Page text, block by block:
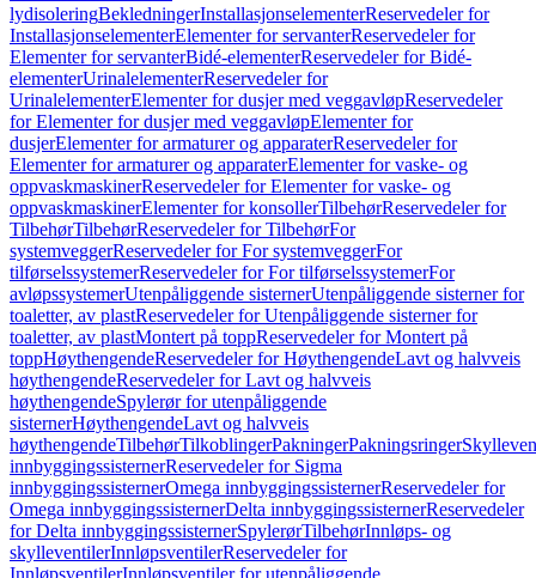
lydisoleringBekledningerInstallasjonselementerReservedeler for
InstallasjonselementerElementer for servanterReservedeler for
Elementer for servanterBidé-elementerReservedeler for Bidé-
elementerUrinalelementerReservedeler for
UrinalelementerElementer for dusjer med veggavløpReservedeler
for Elementer for dusjer med veggavløpElementer for
dusjerElementer for armaturer og apparaterReservedeler for
Elementer for armaturer og apparaterElementer for vaske- og
oppvaskmaskinerReservedeler for Elementer for vaske- og
oppvaskmaskinerElementer for konsollerTilbehørReservedeler for
TilbehørTilbehørReservedeler for TilbehørFor
systemveggerReservedeler for For systemveggerFor
tilførselssystemerReservedeler for For tilførselssystemerFor
avløpssystemerUtenpåliggende sisternerUtenpåliggende sisterner for
toaletter, av plastReservedeler for Utenpåliggende sisterner for
toaletter, av plastMontert på toppReservedeler for Montert på
toppHøythengendeReservedeler for HøythengendeLavt og halvveis
høythengendeReservedeler for Lavt og halvveis
høythengendeSpylerør for utenpåliggende
sisternerHøythengendeLavt og halvveis
høythengendeTilbehørTilkoblingerPakningerPakningsringer
innbyggingssisternerReservedeler for Sigma
innbyggingssisternerOmega innbyggingssisternerReservedeler for
Omega innbyggingssisternerDelta innbyggingssisternerReservedeler
for Delta innbyggingssisternerSpylerørTilbehørInnløps- og
skylleventilerInnløpsventilerReservedeler for
InnløpsventilerInnløpsventiler for utenpåliggende